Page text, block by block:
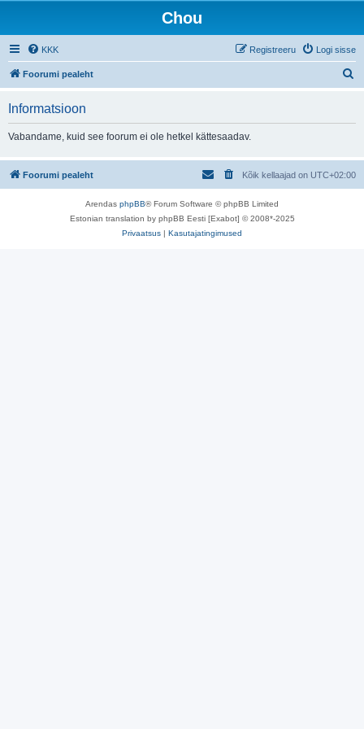
Chou
KKK Logi sisse
Registreeru
Foorumi pealeht
Informatsioon
Vabandame, kuid see foorum ei ole hetkel kättesaadav.
Foorumi pealeht Kõik kellaajad on UTC+02:00
Arendas phpBB® Forum Software © phpBB Limited
Estonian translation by phpBB Eesti [Exabot] © 2008*-2025
Privaatsus | Kasutajatingimused